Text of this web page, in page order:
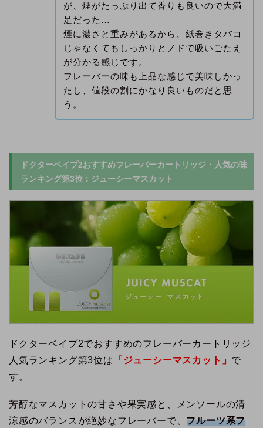
が、煙がたっぷり出て香りも良いので大満
足だった…
煙に濃さと重みがあるから、紙巻きタバコ
じゃなくてもしっかりとノドで吸いごたえ
が分かる感じです。
フレーバーの味も上品な感じで美味しかっ
たし、値段の割にかなり良いものだと思
う。
ドクターベイプ2おすすめフレーバーカートリッジ・人気の味
ランキング第3位：ジューシーマスカット
ドクターベイプ2でおすすめのフレーバーカートリッジ
人気ランキング第3位は
「ジューシーマスカット」 で
す。
芳醇なマスカットの甘さや果実感と、メンソールの清
涼感のバランスが絶妙なフレーバーで、 フルーツ系フ